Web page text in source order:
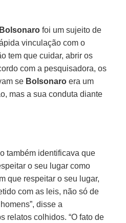
Bolsonaro foi um sujeito de
vinculação com o
tem que cuidar, abrir os
com a pesquisadora, os
se Bolsonaro era um
mas a sua conduta diante
também identificava que
o seu lugar como
que respeitar o seu lugar,
com as leis, não só de
disse a
relatos colhidos. “O fato de